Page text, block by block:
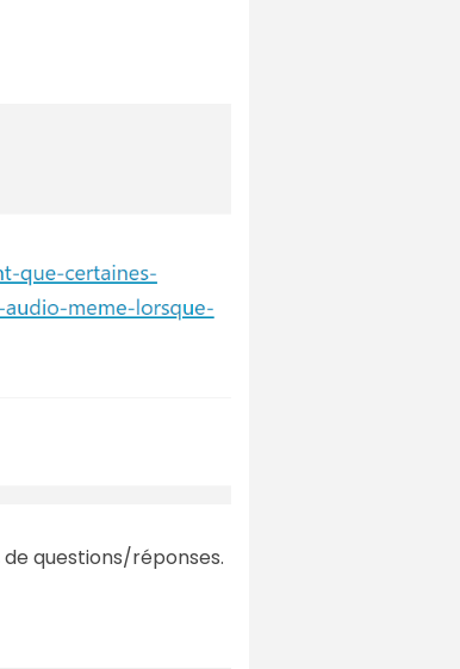
questions/réponses.